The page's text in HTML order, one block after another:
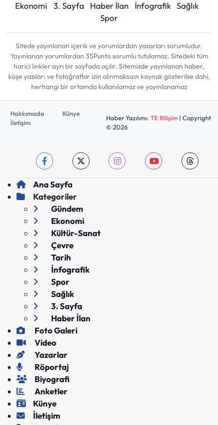
Ekonomi
3. Sayfa Haber İlan İnfografik Sağlık
Spor
Sitede yayınlanan içerik ve yorumlardan yazarları sorumludur.
Yayınlanan yorumlardan 35Punto sorumlu tutulamaz. Sitedeki tüm
harici linkler ayrı bir sayfada açılır. Sitemizde yayınlanan haber,
köşe yazıları ve fotoğraflar izin alınmaksızın kaynak gösterilse dahi,
herhangi bir ortamda kullanılamaz ve yayınlanamaz
Hakkımızda
Künye
İletişim
Haber Yazılımı: TE Bilişim| Copyright
© 2026
Ana Sayfa
Kategoriler
Gündem
Ekonomi
Kültür-Sanat
Çevre
Tarih
İnfografik
Spor
Sağlık
3. Sayfa
Haber İlan
Foto Galeri
Video
Yazarlar
Röportaj
Biyografi
Anketler
Künye
İletişim